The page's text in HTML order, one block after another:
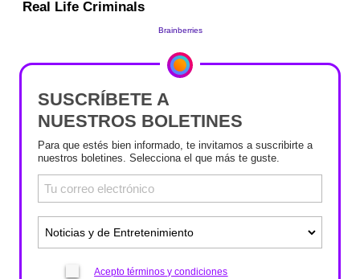
SUSCRÍBETE A
NUESTROS BOLETINES
Para que estés bien informado, te invitamos a suscribirte a
nuestros boletines. Selecciona el que más te guste.
Acepto términos y condiciones